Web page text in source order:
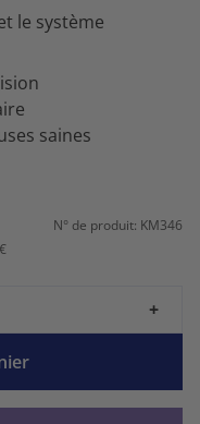
le système
saines
N° de produit: KM346
+